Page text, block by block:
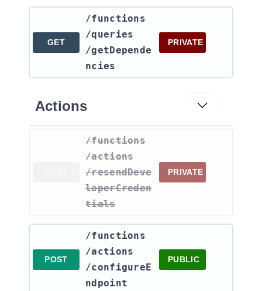
GET
​/functions​
/queries​
/getDepende
ncies
PRIVATE
Actions
POST
​/functions​
/actions​
/resendDeve
loperCreden
tials
PRIVATE
POST
​/functions​
/actions​
/configureE
ndpoint
PUBLIC